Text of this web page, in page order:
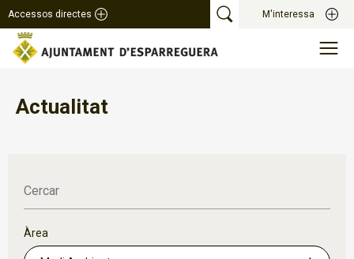
Accessos directes M'interessa
Actualitat
Cercar
Àrea